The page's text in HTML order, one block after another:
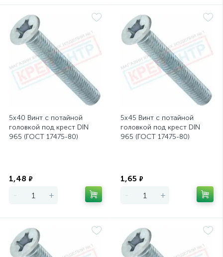
5х40 Винт с потайной
головкой под крест DIN
965 (ГОСТ 17475-80)
1,48 ₽
- +
5х45 Винт с потайной
головкой под крест DIN
965 (ГОСТ 17475-80)
1,65 ₽
- +